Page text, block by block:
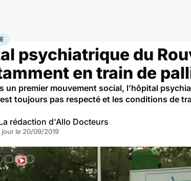
psychiatrique du
en train de
un premier mouvement social, l’hôpital
toujours pas respecté et les conditions de
rédaction d'Allo Docteurs
jour le 20/09/2019